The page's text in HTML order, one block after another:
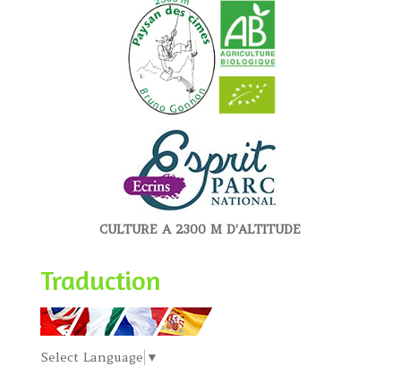
CULTURE A 2300 M D'ALTITUDE
Traduction
Select Language ▼